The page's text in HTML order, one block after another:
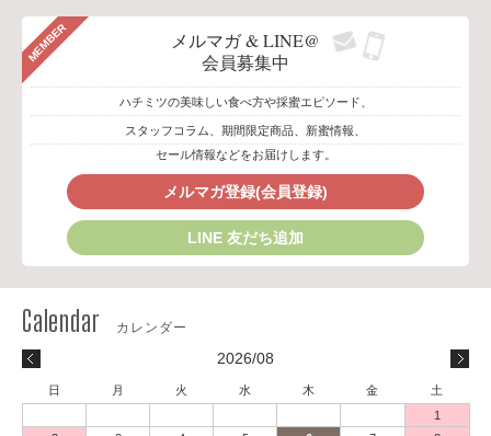
MEMBER
メルマガ & LINE@
会員募集中
ハチミツの美味しい食べ方や採蜜エピソード、
スタッフコラム、期間限定商品、新蜜情報、
セール情報などをお届けします。
メルマガ登録(会員登録)
LINE 友だち追加
2026/08
日 月 火 水 木 金
土
1